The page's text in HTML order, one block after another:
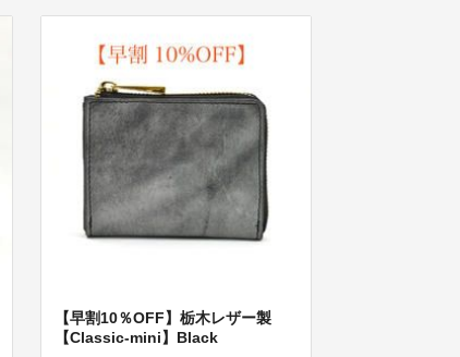
【早割10％OFF】栃木レザー製
【Classic-mini】Black